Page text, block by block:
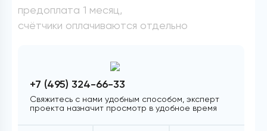
предоплата 1 месяц,
счётчики оплачиваются отдельно
+7 (495) 324-66-33
Свяжитесь с нами удобным способом, эксперт
проекта назначит просмотр в удобное время